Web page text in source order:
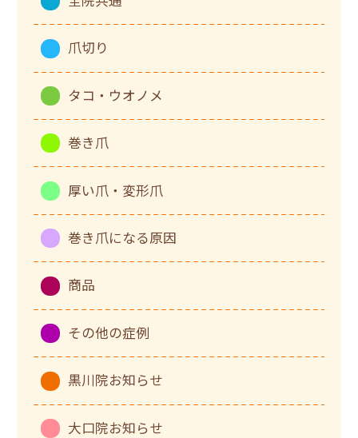
爪切り
タコ・ウオノメ
巻き爪
厚い爪・変形爪
巻き爪になる原因
商品
その他の症例
黒川院お知らせ
大口院お知らせ